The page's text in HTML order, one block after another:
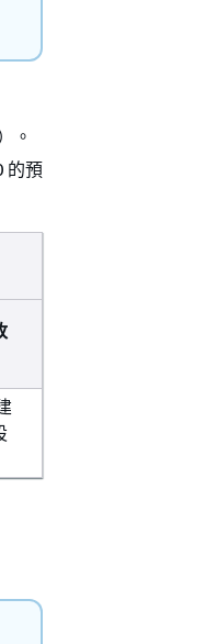
。
的預